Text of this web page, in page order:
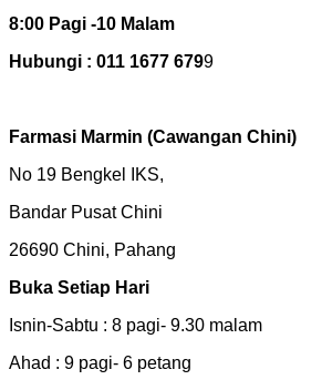
8:00 Pagi -10 Malam
Hubungi : 011 1677 6799
Farmasi Marmin (Cawangan Chini)
No 19 Bengkel IKS,
Bandar Pusat Chini
26690 Chini, Pahang
Buka Setiap Hari
Isnin-Sabtu : 8 pagi- 9.30 malam
Ahad : 9 pagi- 6 petang